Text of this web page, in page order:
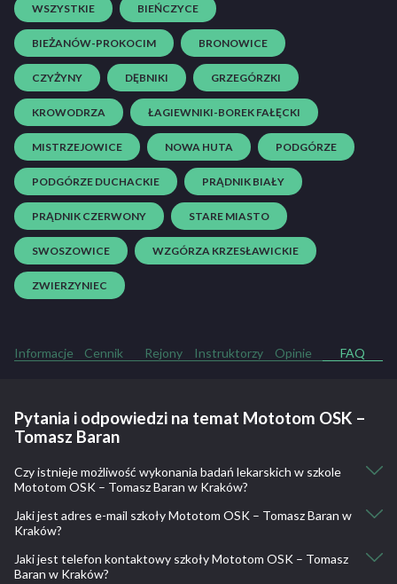
WSZYSTKIE BIEŃCZYCE
BIEŻANÓW-PROKOCIM BRONOWICE
CZYŻYNY DĘBNIKI GRZEGÓRZKI
KROWODRZA ŁAGIEWNIKI-BOREK FAŁĘCKI
MISTRZEJOWICE NOWA HUTA PODGÓRZE
PODGÓRZE DUCHACKIE PRĄDNIK BIAŁY
PRĄDNIK CZERWONY STARE MIASTO
SWOSZOWICE WZGÓRZA KRZESŁAWICKIE
ZWIERZYNIEC
Informacje Cennik Rejony Instruktorzy Opinie FAQ
Pytania i odpowiedzi na temat Mototom OSK –
Tomasz Baran
Czy istnieje możliwość wykonania badań lekarskich w szkole
Mototom OSK – Tomasz Baran w Kraków?
Nie, nie ma takiej możliwości.
Jaki jest adres e-mail szkoły Mototom OSK – Tomasz Baran w
Kraków?
kontakt@mototom.com.pl
Jaki jest telefon kontaktowy szkoły Mototom OSK – Tomasz
Baran w Kraków?